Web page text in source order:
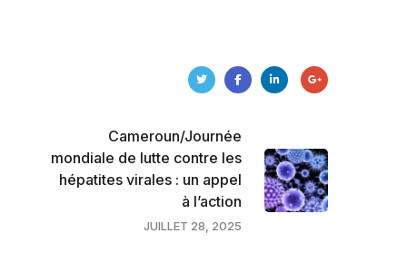
Cameroun/Journée
mondiale de lutte contre les
hépatites virales : un appel
à l’action
JUILLET 28, 2025